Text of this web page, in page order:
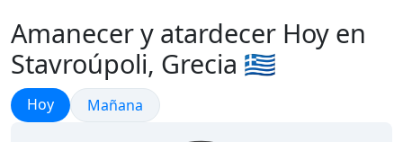
Amanecer y atardecer Hoy en
Stavroúpoli, Grecia 🇬🇷
Amanecer y atardecer
Hoy Amanecer y atardecer
Mañana